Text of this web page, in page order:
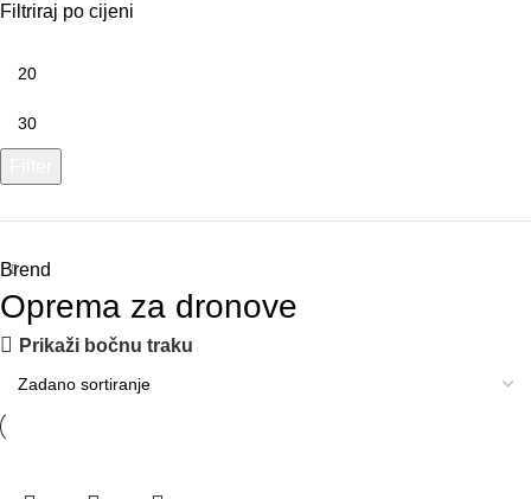
Filtriraj po cijeni
Brend
Oprema za dronove
Prikaži bočnu traku